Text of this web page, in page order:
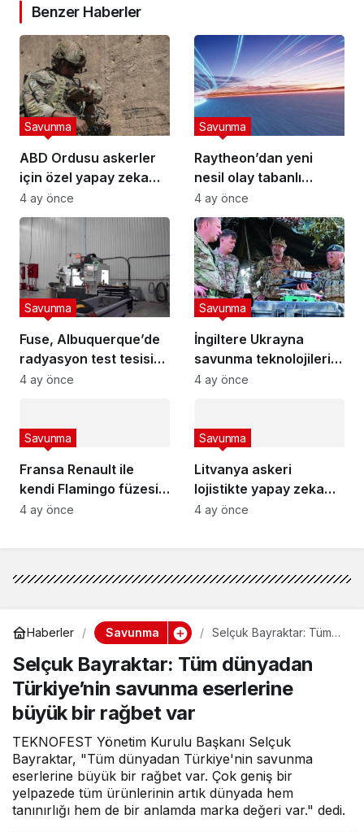
Benzer Haberler
ABD Ordusu askerler
için özel yapay zeka
robotu “VictorBot”u
tanıttı
Savunma
4 ay önce
Raytheon’dan yeni
nesil olay tabanlı
kızılötesi kamera
Savunma
4 ay önce
Fuse, Albuquerque’de
radyasyon test tesisi
kuruyor
Savunma
4 ay önce
İngiltere Ukrayna
savunma teknolojilerini
entegre edecek
Savunma
4 ay önce
Fransa Renault ile
kendi Flamingo füzesini
geliştirecek
Savunma
4 ay önce
Litvanya askeri
lojistikte yapay zeka
dönemini başlatıyor
Savunma
4 ay önce
Haberler Savunma
Selçuk Bayraktar: Tüm
savunma eserlerine
büyük bir rağbet var
Selçuk Bayraktar: Tüm dünyadan
Türkiye’nin savunma eserlerine
büyük bir rağbet var
TEKNOFEST Yönetim Kurulu Başkanı Selçuk
Bayraktar, "Tüm dünyadan Türkiye'nin savunma
eserlerine büyük bir rağbet var. Çok geniş bir
yelpazede tüm ürünlerinin artık dünyada hem
tanınırlığı hem de bir anlamda marka değeri var." dedi.